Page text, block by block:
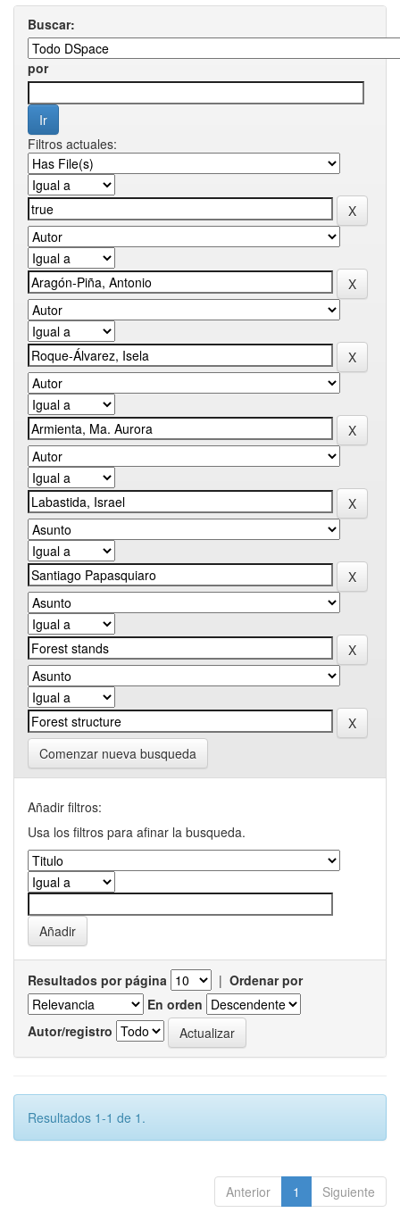
Buscar:
por
Filtros actuales:
Comenzar nueva busqueda
Añadir filtros:
Usa los filtros para afinar la busqueda.
Resultados por página | Ordenar por
En orden
Autor/registro
Resultados 1-1 de 1.
Anterior 1 Siguiente